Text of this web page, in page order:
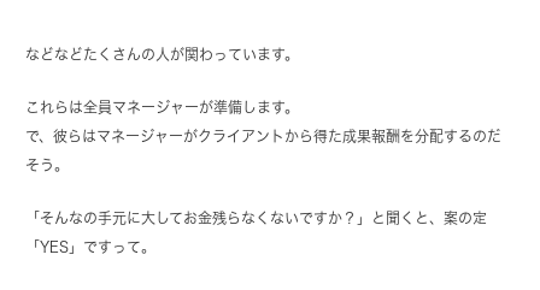
などなどたくさんの人が関わっています。
これらは全員マネージャーが準備します。
で、彼らはマネージャーがクライアントから得た成果報酬を分配するのだ
そう。
「そんなの手元に大してお金残らなくないですか？」と聞くと、案の定
「YES」ですって。